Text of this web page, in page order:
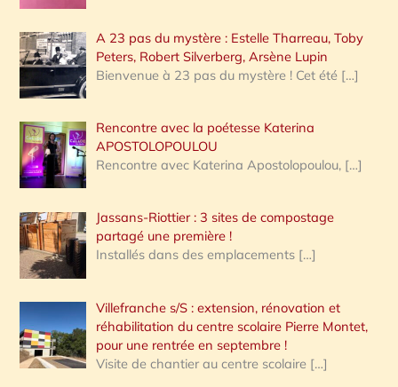
A 23 pas du mystère : Estelle Tharreau, Toby
Peters, Robert Silverberg, Arsène Lupin
Bienvenue à 23 pas du mystère ! Cet été […]
Rencontre avec la poétesse Katerina
APOSTOLOPOULOU
Rencontre avec Katerina Apostolopoulou, […]
Jassans-Riottier : 3 sites de compostage
partagé une première !
Installés dans des emplacements […]
Villefranche s/S : extension, rénovation et
réhabilitation du centre scolaire Pierre Montet,
pour une rentrée en septembre !
Visite de chantier au centre scolaire […]